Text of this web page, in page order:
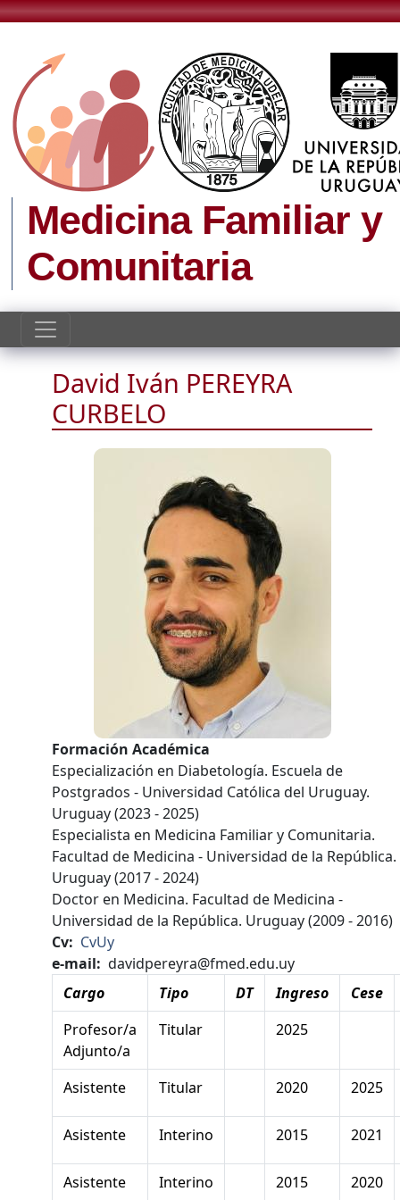
Pasar al contenido principal
Medicina Familiar y
Comunitaria
David Iván PEREYRA
CURBELO
Formación Académica
Especialización en Diabetología. Escuela de
Postgrados - Universidad Católica del Uruguay.
Uruguay (2023 - 2025)
Especialista en Medicina Familiar y Comunitaria.
Facultad de Medicina - Universidad de la República.
Uruguay (2017 - 2024)
Doctor en Medicina. Facultad de Medicina -
Universidad de la República. Uruguay (2009 - 2016)
Cv
CvUy
e-mail
davidpereyra@fmed.edu.uy
Cargo
Tipo DT Ingreso
Cese
Profesor/a
Adjunto/a
Titular 2025
Asistente Titular 2020 2025
Asistente Interino 2015 2021
Asistente Interino 2015 2020